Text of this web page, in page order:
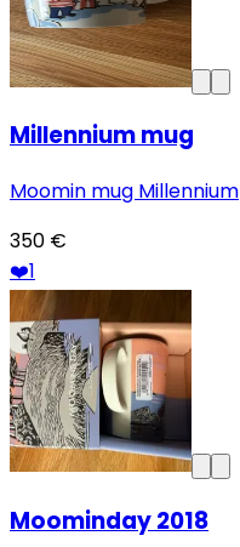
Millennium mug
Moomin mug Millennium
350 €
❤️1
Moominday 2018